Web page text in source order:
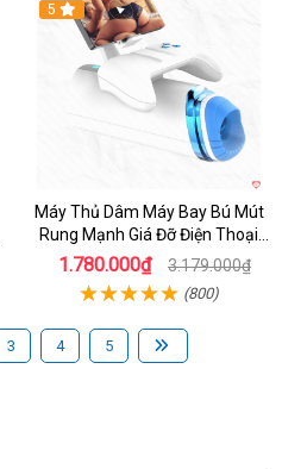
Hot
5
Máy Thủ Dâm Máy Bay Bú Mút
Rung Mạnh Giá Đỡ Điện Thoại
Chính Hãng
1.780.000₫ 3.179.000₫
(800)
3 4 5